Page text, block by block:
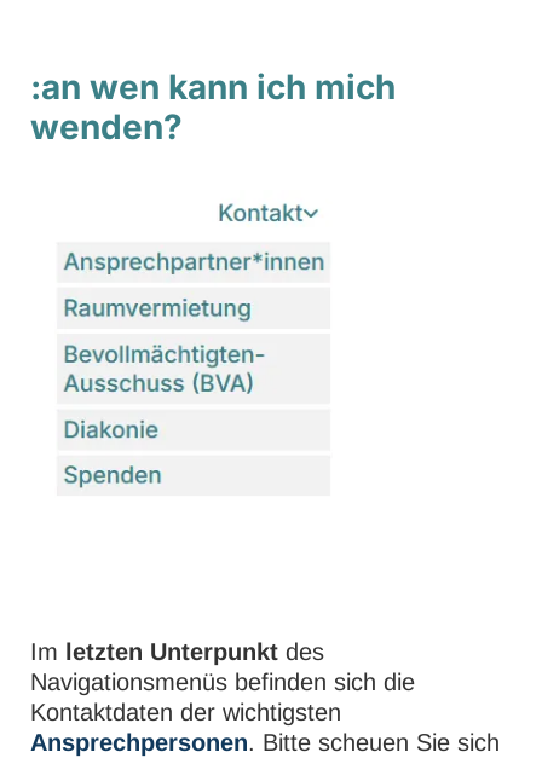
:an wen kann ich mich
wenden?
Im letzten Unterpunkt des
Navigationsmenüs befinden sich die
Kontaktdaten der wichtigsten
Ansprechpersonen. Bitte scheuen Sie sich